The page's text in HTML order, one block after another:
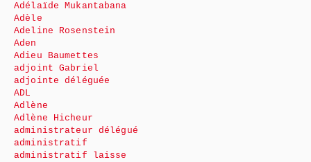
Adélaïde Mukantabana
Adèle
Adeline Rosenstein
Aden
Adieu Baumettes
adjoint Gabriel
adjointe déléguée
ADL
Adlène
Adlène Hicheur
administrateur délégué
administratif
administratif laisse